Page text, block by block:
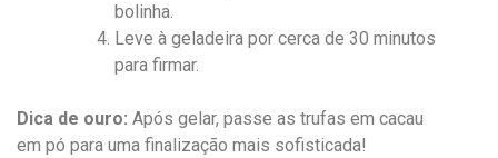
bolinha.
Leve à geladeira por cerca de 30 minutos
para firmar.
Dica de ouro: Após gelar, passe as trufas em cacau
em pó para uma finalização mais sofisticada!